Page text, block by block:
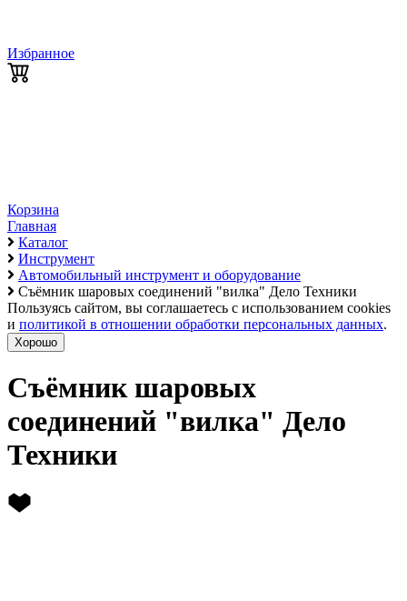
Избранное
Корзина
Главная
Каталог
Инструмент
Автомобильный инструмент и оборудование
Съёмник шаровых соединений "вилка" Дело Техники
Пользуясь сайтом, вы соглашаетесь с использованием cookies
и политикой в отношении обработки персональных данных.
Хорошо
Съёмник шаровых
соединений "вилка" Дело
Техники